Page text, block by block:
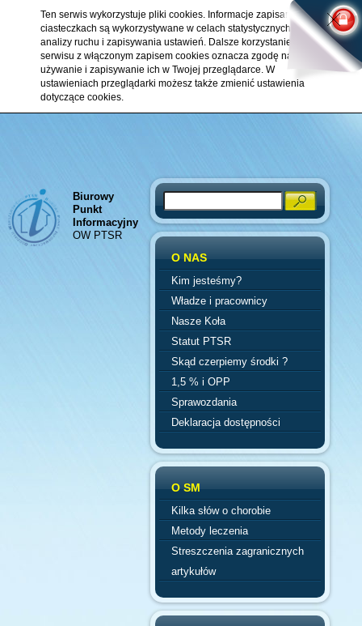
Ten serwis wykorzystuje pliki cookies. Informacje zapisane w
ciasteczkach są wykorzystywane w celach statystycznych,
analizy ruchu i zapisywania ustawień. Dalsze korzystanie z
serwisu z włączonym zapisem cookies oznacza zgodę na ich
używanie i zapisywanie ich w Twojej przeglądarce. W
ustawieniach przeglądarki możesz także zmienić ustawienia
dotyczące cookies.
Biurowy
Punkt
Informacyjny
OW PTSR
Search
O NAS
Kim jesteśmy?
Władze i pracownicy
Nasze Koła
Statut PTSR
Skąd czerpiemy środki ?
1,5 % i OPP
Sprawozdania
Deklaracja dostępności
O SM
Kilka słów o chorobie
Metody leczenia
Streszczenia zagranicznych
artykułów